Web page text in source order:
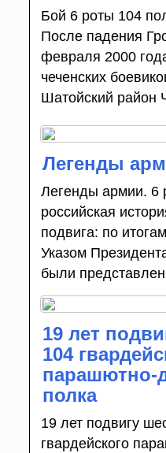
Бой 6 роты 104
После падения
февраля 2000
чеченских
Шатойский район
Легенды
Легенды армии. 6
российская
подвига: по
Указом
были
19 лет
104
парашютно-
полка
19 лет подвигу
гвардейского